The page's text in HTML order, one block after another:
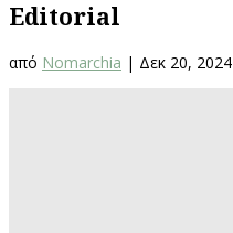
Editorial
από Nomarchia | Δεκ 20, 2024